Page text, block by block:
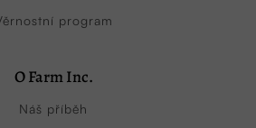
program
O Farm Inc.
Náš příběh